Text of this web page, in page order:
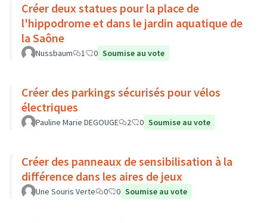
Créer deux statues pour la place de
l'hippodrome et dans le jardin aquatique de
la Saône
Nussbaum 1 0 Soumise au vote
Créer des parkings sécurisés pour vélos
électriques
Pauline Marie DEGOUGE 2 0 Soumise au vote
Créer des panneaux de sensibilisation à la
différence dans les aires de jeux
Une Souris Verte 0 0 Soumise au vote